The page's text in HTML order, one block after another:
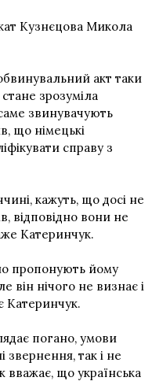
Кузнєцова Микола
акт таки
зрозуміла
звинувачують
що німецькі
справу з
кажуть, що досі не
відповідно вони не
Катеринчук.
пропонують йому
він нічого не визнає і
Катеринчук.
погано, умови
так і не
що українська